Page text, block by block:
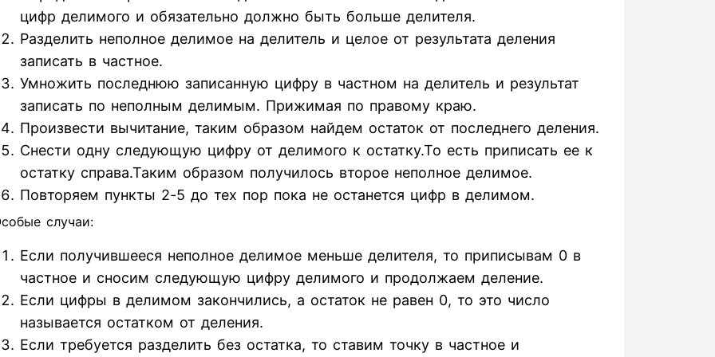
цифр делимого и обязательно должно быть больше делителя.
Разделить неполное делимое на делитель и целое от результата деления
записать в частное.
Умножить последнюю записанную цифру в частном на делитель и результат
записать по неполным делимым. Прижимая по правому краю.
Произвести вычитание, таким образом найдем остаток от последнего деления.
Снести одну следующую цифру от делимого к остатку.То есть приписать ее к
остатку справа.Таким образом получилось второе неполное делимое.
Повторяем пункты 2-5 до тех пор пока не останется цифр в делимом.
случаи:
Если получившееся неполное делимое меньше делителя, то приписывам 0 в
частное и сносим следующую цифру делимого и продолжаем деление.
Если цифры в делимом закончились, а остаток не равен 0, то это число
называется остатком от деления.
Если требуется разделить без остатка, то ставим точку в частное и